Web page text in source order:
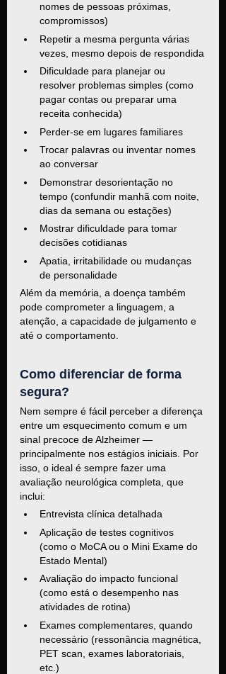
nomes de pessoas próximas,
compromissos)
Repetir a mesma pergunta várias
vezes, mesmo depois de respondida
Dificuldade para planejar ou
resolver problemas simples (como
pagar contas ou preparar uma
receita conhecida)
Perder-se em lugares familiares
Trocar palavras ou inventar nomes
ao conversar
Demonstrar desorientação no
tempo (confundir manhã com noite,
dias da semana ou estações)
Mostrar dificuldade para tomar
decisões cotidianas
Apatia, irritabilidade ou mudanças
de personalidade
Além da memória, a doença também
pode comprometer a linguagem, a
atenção, a capacidade de julgamento e
até o comportamento.
Como diferenciar de forma
segura?
Nem sempre é fácil perceber a diferença
entre um esquecimento comum e um
sinal precoce de Alzheimer —
principalmente nos estágios iniciais. Por
isso, o ideal é sempre fazer uma
avaliação neurológica completa, que
inclui:
Entrevista clínica detalhada
Aplicação de testes cognitivos
(como o MoCA ou o Mini Exame do
Estado Mental)
Avaliação do impacto funcional
(como está o desempenho nas
atividades de rotina)
Exames complementares, quando
necessário (ressonância magnética,
PET scan, exames laboratoriais,
etc.)